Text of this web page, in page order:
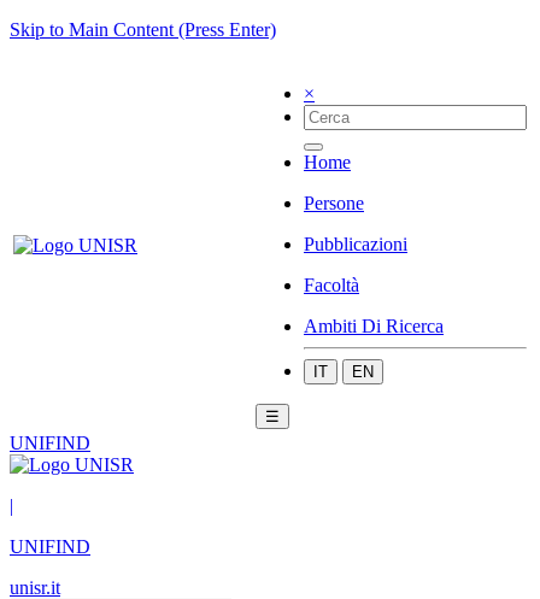
Skip to Main Content (Press Enter)
×
Home
Persone
Pubblicazioni
Facoltà
Ambiti Di Ricerca
IT EN
☰
UNIFIND
|
UNIFIND
unisr.it